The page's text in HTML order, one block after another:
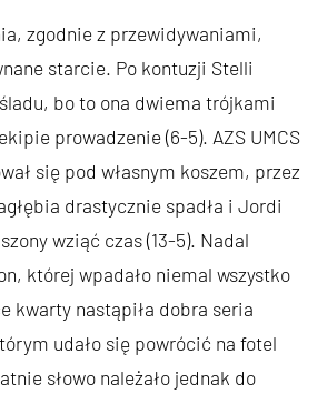
zgodnie z przewidywaniami,
starcie. Po kontuzji Stelli
bo to ona dwiema trójkami
prowadzenie (6-5). AZS UMCS
się pod własnym koszem, przez
drastycznie spadła i Jordi
wziąć czas (13-5). Nadal
której wpadało niemal wszystko
kwarty nastąpiła dobra seria
udało się powrócić na fotel
słowo należało jednak do